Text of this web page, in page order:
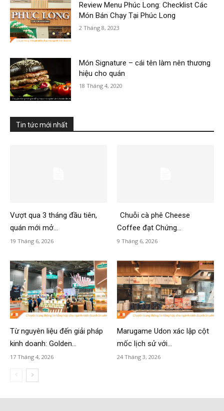
Review Menu Phúc Long: Checklist Các
Món Bán Chạy Tại Phúc Long
2 Tháng 8, 2023
Món Signature – cái tên làm nên thương
hiệu cho quán
18 Tháng 4, 2020
Tin tức mới nhất
Vượt qua 3 tháng đầu tiên,
quán mới mở...
19 Tháng 6, 2026
Chuỗi cà phê Cheese
Coffee đạt Chứng...
9 Tháng 6, 2026
Từ nguyên liệu đến giải pháp
kinh doanh: Golden...
17 Tháng 4, 2026
Marugame Udon xác lập cột
mốc lịch sử với...
24 Tháng 3, 2026